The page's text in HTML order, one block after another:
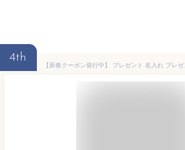
4th